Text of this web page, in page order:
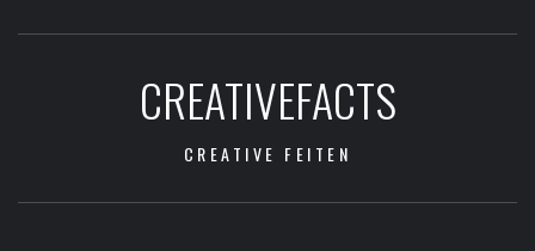
CREATIVEFACTS
CREATIVE FEITEN